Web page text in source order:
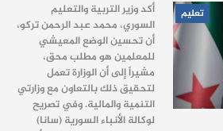
تعليم
أكد وزير التربية والتعليم
السوري، محمد عبد الرحمن تركو،
أن تحسين الوضع المعيشي
للمعلمين هو مطلب محق،
مشيراً إلى أن الوزارة تعمل
لتحقيق ذلك بالتعاون مع وزارتي
التنمية والمالية. وفي تصريح
لوكالة الأنباء السورية (سانا)